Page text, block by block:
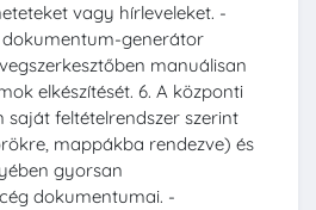
vagy hírleveleket. -
dokumentum-generátor
manuálisan
elkészítését. 6. A központi
feltételrendszer szerint
mappákba rendezve) és
gyorsan
dokumentumai. -